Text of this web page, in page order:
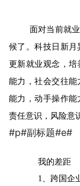
面对当前就
候了。科技日新月
更新就业观念，
能力，社会交往
能力，动手操作能
责任意识 ， 风险意
#p#副标题#e#
我的差距
1
、跨国